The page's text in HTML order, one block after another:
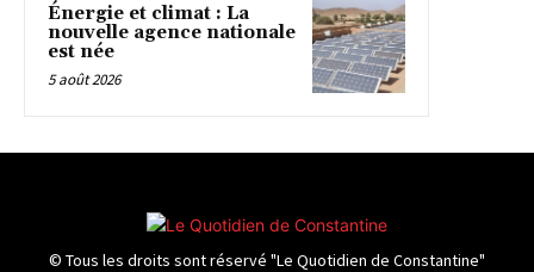
Énergie et climat : La
nouvelle agence nationale
est née
5 août 2026
© Tous les droits sont réservé "Le Quotidien de Constantine"